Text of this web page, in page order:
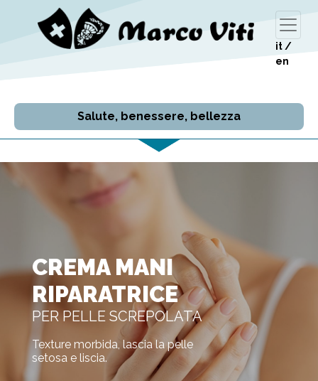
it /
en
Salute, benessere, bellezza
CREMA MANI
RIPARATRICE
PER PELLE SCREPOLATA
Texture morbida, lascia la pelle
setosa e liscia.